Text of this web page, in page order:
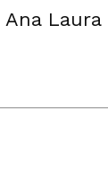
Ana